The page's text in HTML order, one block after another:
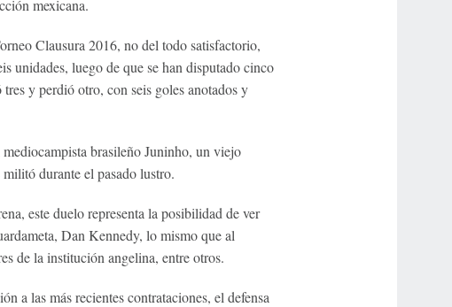
mexicana.
Clausura 2016, no del todo satisfactorio,
unidades, luego de que se han disputado cinco
y perdió otro, con seis goles anotados y
brasileño Juninho, un viejo
durante el pasado lustro.
este duelo representa la posibilidad de ver
Dan Kennedy, lo mismo que al
de la institución angelina, entre otros.
a las más recientes contrataciones, el defensa